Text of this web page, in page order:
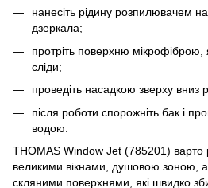
нанесіть рідину розпилювачем
дзеркала;
протріть поверхню мікрофіброю,
сліди;
проведіть насадкою зверху вниз
після роботи спорожніть бак і
водою.
THOMAS Window Jet (785201) варто
великими вікнами, душовою зоною,
скляними поверхнями, які швидко